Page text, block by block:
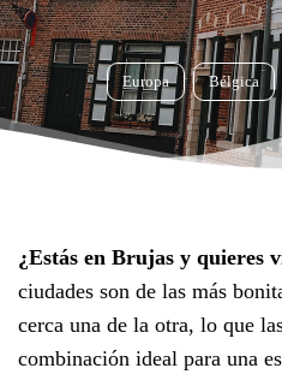
Europa Bélgica
¿Estás en Brujas y quieres
ciudades son de las más
cerca una de la otra, lo que
combinación ideal para una